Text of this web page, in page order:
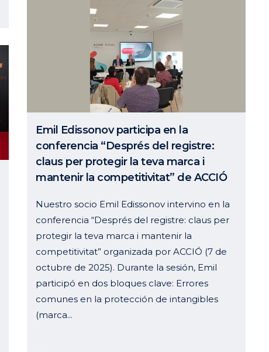
Emil Edissonov participa en la
conferencia “Després del registre:
claus per protegir la teva marca i
mantenir la competitivitat” de ACCIÓ
Nuestro socio Emil Edissonov intervino en la
conferencia “Després del registre: claus per
protegir la teva marca i mantenir la
competitivitat” organizada por ACCIÓ (7 de
octubre de 2025). Durante la sesión, Emil
participó en dos bloques clave: Errores
comunes en la protección de intangibles
(marca...